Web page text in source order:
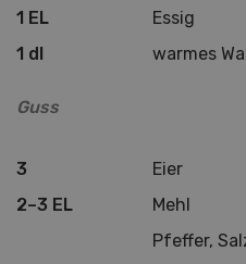
1 EL
Essig
1 dl
warmes
Guss
3
Eier
2–3 EL
Mehl
Pfeffer,